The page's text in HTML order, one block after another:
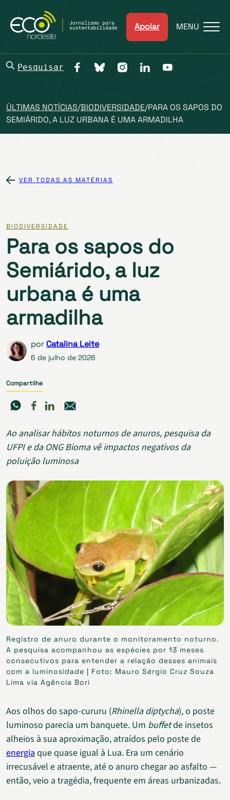
Apoiar MENU
Pesquisar
ÚLTIMAS NOTÍCIAS/BIODIVERSIDADE/PARA OS SAPOS DO
SEMIÁRIDO, A LUZ URBANA É UMA ARMADILHA
VER TODAS AS MATÉRIAS
BIODIVERSIDADE
Para os sapos do
Semiárido, a luz
urbana é uma
armadilha
por Catalina Leite
6 de julho de 2026
Compartilhe
Ao analisar hábitos noturnos de anuros, pesquisa da
UFPI e da ONG Bioma vê impactos negativos da
poluição luminosa
Registro de anuro durante o monitoramento noturno.
A pesquisa acompanhou as espécies por 13 meses
consecutivos para entender a relação desses animais
com a luminosidade | Foto: Mauro Sérgio Cruz Souza
Lima via Agência Bori
Aos olhos do sapo-cururu (Rhinella diptycha), o poste
luminoso parecia um banquete. Um buffetde insetos
alheios à sua aproximação, atraídos pelo poste de
energiaque quase igual à Lua. Era um cenário
irrecusável e atraente, até o anuro chegar ao asfalto —
então, veio a tragédia, frequente em áreas urbanizadas.